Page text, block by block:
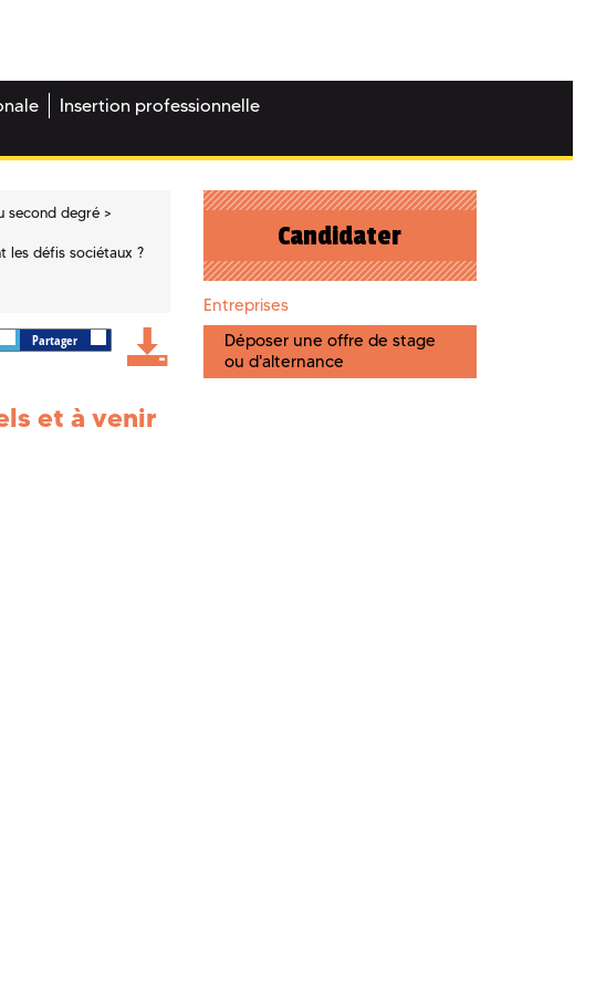
Insertion professionnelle
second degré
les défis sociétaux ?
Partager
et à venir
Candidater
Entreprises
Déposer une offre de stage
ou d'alternance